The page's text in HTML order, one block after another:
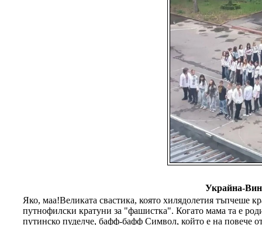
Украйна-
Яко, маа!Великата свастика, която хилядолетия тъпчеше
путнофилски кратуни за "фашистка". Когато мама та е
путинско пуделче, бафф-бафф Символ, който е на повече